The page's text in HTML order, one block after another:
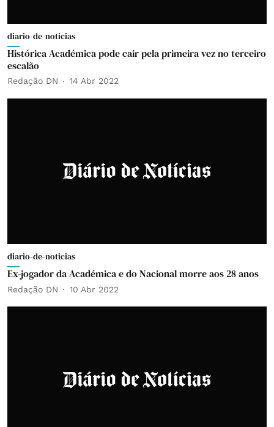
diario-de-noticias
Histórica Académica pode cair pela primeira vez no terceiro
escalão
Redação DN 14 Abr 2022
diario-de-noticias
Ex-jogador da Académica e do Nacional morre aos 28 anos
Redação DN 10 Abr 2022